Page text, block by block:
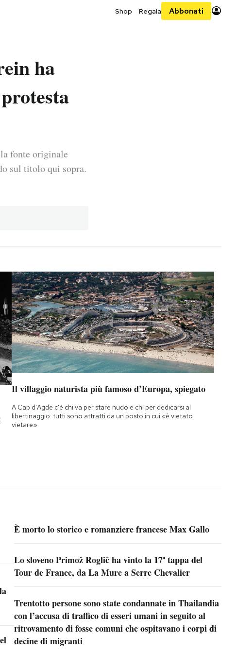
Shop Regala Abbonati
ha
fonte originale
sul titolo qui sopra.
Il villaggio naturista più famoso d’Europa, spiegato
A Cap d'Agde c'è chi va per stare nudo e chi per dedicarsi al
libertinaggio: tutti sono attratti da un posto in cui «è vietato
vietare»
È morto lo storico e romanziere francese Max Gallo
Lo sloveno Primož Roglič ha vinto la 17ª tappa del
Tour de France, da La Mure a Serre Chevalier
Trentotto persone sono state condannate in Thailandia
con l’accusa di traffico di esseri umani in seguito al
ritrovamento di fosse comuni che ospitavano i corpi di
decine di migranti